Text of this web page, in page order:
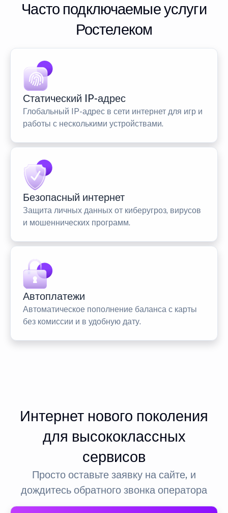
Часто подключаемые услуги
Ростелеком
Статический IP-адрес
Глобальный IP-адрес в сети интернет для игр и
работы с несколькими устройствами.
Безопасный интернет
Защита личных данных от киберугроз, вирусов
и мошеннических программ.
Автоплатежи
Автоматическое пополнение баланса с карты
без комиссии и в удобную дату.
Интернет нового поколения
для высококлассных
сервисов
Просто оставьте заявку на сайте, и
дождитесь обратного звонка оператора